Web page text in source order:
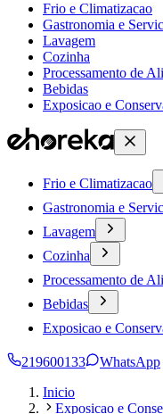
Frio e Climatizacao
Gastronomia e
Lavagem
Cozinha
Processamento de
Bebidas
Exposicao e
Frio e Climatizacao
Gastronomia e
Lavagem
Cozinha
Processamento de
Bebidas
Exposicao e
219600133
WhatsApp
Inicio
Exposicao e